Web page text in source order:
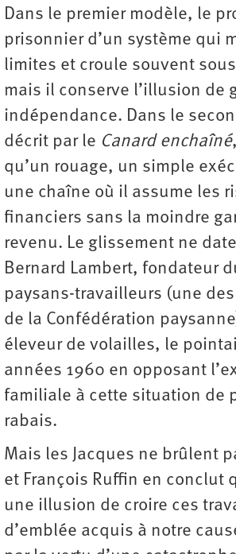
Dans le premier modèle, le
prisonnier d’un système qui
limites et croule souvent
mais il conserve l’illusion de
indépendance. Dans le
décrit par le Canard enchaîné
qu’un rouage, un simple
une chaîne où il assume les
financiers sans la moindre
revenu. Le glissement ne
Bernard Lambert, fondateur
paysans-travailleurs (une
de la Confédération
éleveur de volailles, le
années 1960 en opposant
familiale à cette situation de
rabais.
Mais les Jacques ne brûlent
et François Ruffin en conclut
une illusion de croire ces
d’emblée acquis à notre